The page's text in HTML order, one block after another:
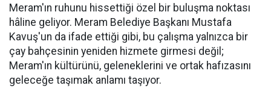
Meram'ın ruhunu hissettiği özel bir buluşma noktası
hâline geliyor. Meram Belediye Başkanı Mustafa
Kavuş'un da ifade ettiği gibi, bu çalışma yalnızca bir
çay bahçesinin yeniden hizmete girmesi değil;
Meram'ın kültürünü, geleneklerini ve ortak hafızasını
geleceğe taşımak anlamı taşıyor.